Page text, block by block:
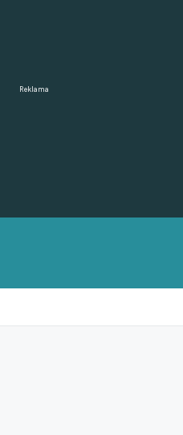
Reklama